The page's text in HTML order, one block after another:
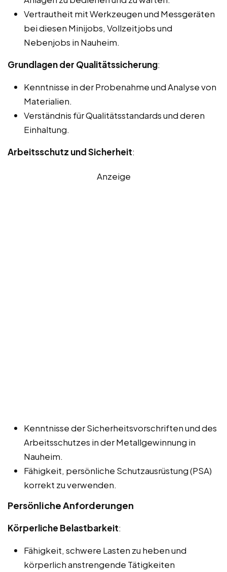
Vertrautheit mit Werkzeugen und Messgeräten
bei diesen Minijobs, Vollzeitjobs und
Nebenjobs in Nauheim.
Grundlagen der Qualitätssicherung:
Kenntnisse in der Probenahme und Analyse von
Materialien.
Verständnis für Qualitätsstandards und deren
Einhaltung.
Arbeitsschutz und Sicherheit:
Anzeige
Kenntnisse der Sicherheitsvorschriften und des
Arbeitsschutzes in der Metallgewinnung in
Nauheim.
Fähigkeit, persönliche Schutzausrüstung (PSA)
korrekt zu verwenden.
Persönliche Anforderungen
Körperliche Belastbarkeit:
Fähigkeit, schwere Lasten zu heben und
körperlich anstrengende Tätigkeiten